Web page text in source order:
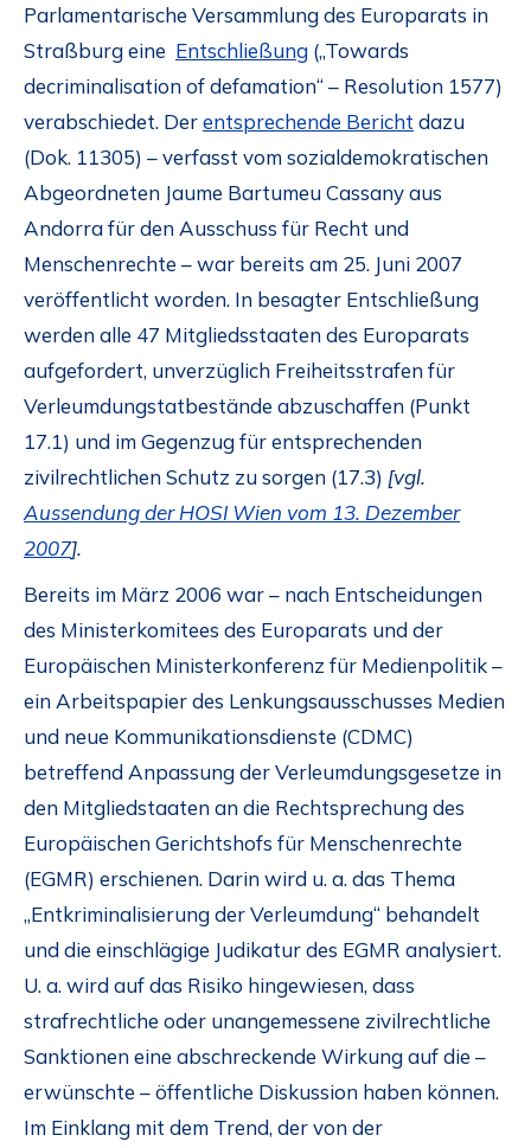
Parlamentarische Versammlung des Europarats in
Straßburg eine Entschließung („Towards
decriminalisation of defamation“ – Resolution 1577)
verabschiedet. Derentsprechende Bericht dazu
(Dok. 11305) – verfasst vom sozialdemokratischen
Abgeordneten Jaume Bartumeu Cassany aus
Andorra für den Ausschuss für Recht und
Menschenrechte – war bereits am 25. Juni 2007
veröffentlicht worden. In besagter Entschließung
werden alle 47 Mitgliedsstaaten des Europarats
aufgefordert, unverzüglich Freiheitsstrafen für
Verleumdungstatbestände abzuschaffen (Punkt
17.1) und im Gegenzug für entsprechenden
zivilrechtlichen Schutz zu sorgen (17.3) [vgl.
Aussendung der HOSI Wien vom 13. Dezember
2007].
Bereits im März 2006 war – nach Entscheidungen
des Ministerkomitees des Europarats und der
Europäischen Ministerkonferenz für Medienpolitik –
ein Arbeitspapier des Lenkungsausschusses Medien
und neue Kommunikationsdienste (CDMC)
betreffend Anpassung der Verleumdungsgesetze in
den Mitgliedstaaten an die Rechtsprechung des
Europäischen Gerichtshofs für Menschenrechte
(EGMR) erschienen. Darin wird u. a. das Thema
„Entkriminalisierung der Verleumdung“ behandelt
und die einschlägige Judikatur des EGMR analysiert.
U. a. wird auf das Risiko hingewiesen, dass
strafrechtliche oder unangemessene zivilrechtliche
Sanktionen eine abschreckende Wirkung auf die –
erwünschte – öffentliche Diskussion haben können.
Im Einklang mit dem Trend, der von der